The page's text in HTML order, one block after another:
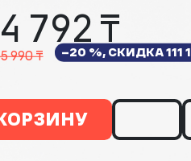
792 ₸
990 ₸ −20 %, СКИДКА111